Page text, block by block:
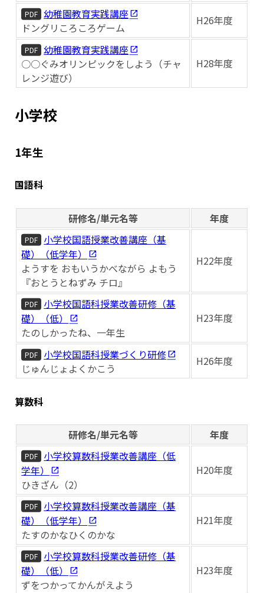
PDF
幼稚園教育実践講座
ドングリころころゲーム
H26年度
PDF
幼稚園教育実践講座
○○ぐみオリンピックをしよう（チャ
レンジ遊び）
H28年度
小学校
1年生
国語科
研修名/単元名等 年度
PDF
小学校国語授業改善講座（基
礎）（低学年）
ようすを おもいうかべながら よもう
『おとうとねずみ チロ』
H22年度
PDF
小学校国語科授業改善研修（基
礎）（低）
たのしかったね、一年生
H23年度
PDF
小学校国語科授業づくり研修
じゅんじょよくかこう
H26年度
算数科
研修名/単元名等 年度
PDF
小学校算数科授業改善講座（低
学年）
ひきざん（2）
H20年度
PDF
小学校算数科授業改善講座（基
礎）（低学年）
たすのかなひくのかな
H21年度
PDF
小学校算数科授業改善研修（基
礎）（低）
ずをつかってかんがえよう
H23年度